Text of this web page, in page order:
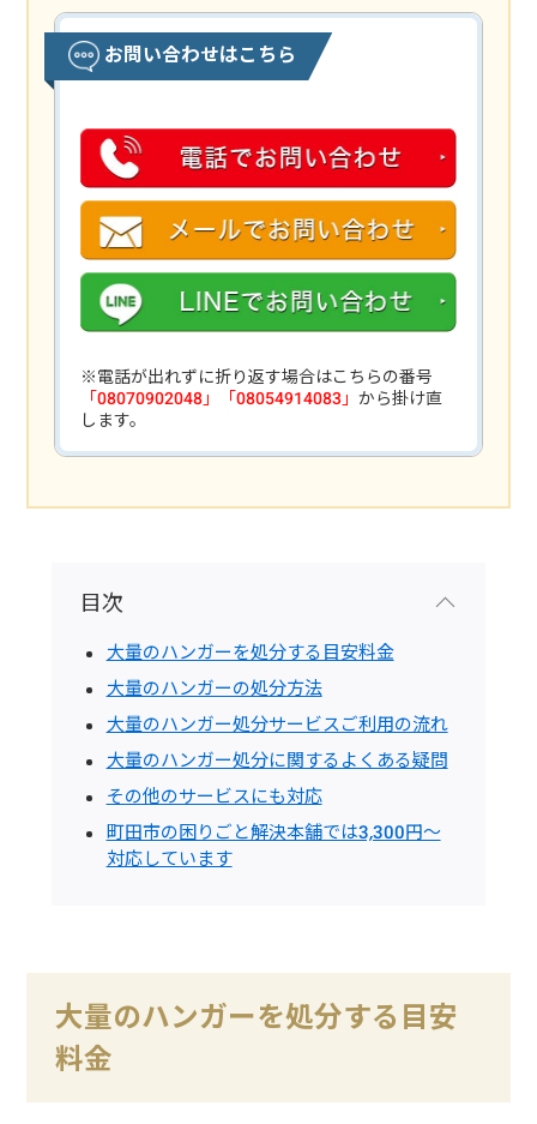
お問い合わせはこちら
※電話が出れずに折り返す場合はこちらの番号
「08070902048」「08054914083」から掛け直
します。
目次
大量のハンガーを処分する目安料金
大量のハンガーの処分方法
大量のハンガー処分サービスご利用の流れ
大量のハンガー処分に関するよくある疑問
その他のサービスにも対応
町田市の困りごと解決本舗では3,300円～
対応しています
大量のハンガーを処分する目安
料金